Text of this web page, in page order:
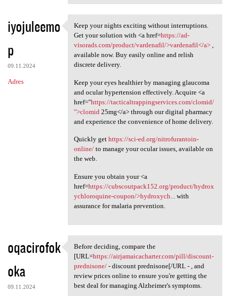
iyojuleemo
p
09.11.2024
Adres
Keep your nights exciting
Keep your nights exciting without interruptions.
Get your solution with <a href=https://ad-
visorads.com/product/vardenafil/>vardenafil</a>,
available now. Buy easily online and relish
discrete delivery.
Keep your eyes healthier by managing glaucoma
and ocular hypertension effectively. Acquire <a
href="https://tacticaltrappingservices.com/clomid/
">clomid 25mg</a> through our digital pharmacy
and experience the convenience of home delivery.
Quickly get https://sci-ed.org/nitrofurantoin-
online/to manage your ocular issues, available on
the web.
Ensure you obtain your <a
href=https://cubscoutpack152.org/product/hydrox
ychloroquine-coupon/>hydroxych...
with
assurance for malaria prevention.
oqacirofok
oka
09.11.2024
Before deciding, compare the
Before deciding, compare the
[URL=https://airjamaicacharter.com/pill/discount-
prednisone/- discount prednisone[/URL - , and
review prices online to ensure you're getting the
best deal for managing Alzheimer's symptoms.